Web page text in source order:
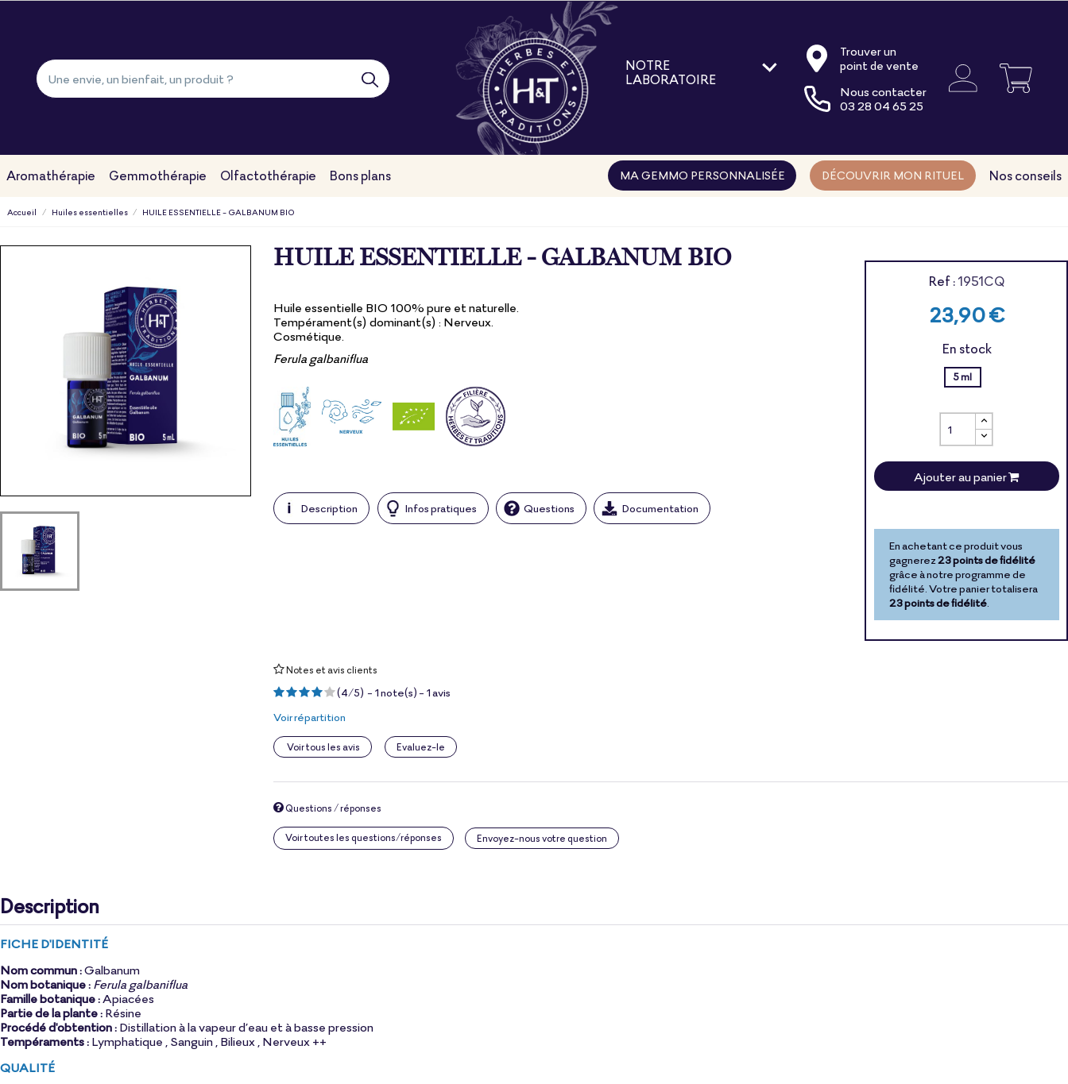
NOTRE
LABORATOIRE
Nos formations
Trouver un
point de vente
Nous contacter
03 28 04 65 25
Aromathérapie Gemmothérapie Olfactothérapie Bons plans Nos conseils
DÉCOUVRIR MON RITUEL
MA GEMMO PERSONNALISÉE
Accueil Huiles essentielles HUILE ESSENTIELLE - GALBANUM BIO
HUILE ESSENTIELLE - GALBANUM BIO
Huile essentielle BIO 100% pure et naturelle.
Tempérament(s) dominant(s) : Nerveux.
Cosmétique.
Ferula galbaniflua
Description Infos pratiques Questions Documentation
Ref :1951CQ
23,90 €
En stock
5 ml
Ajouter au panier
En achetant ce produit vous
gagnerez23 points de fidélité
grâce à notre programme de
fidélité. Votre panier totalisera
23 points de fidélité.
Notes et avis clients
(4/5) - 1note(s) - 1avis
Voir répartition
Voir tous les avis Evaluez-le
Questions / réponses
Voir toutes les questions/réponses Envoyez-nous votre question
Description
FICHE D'IDENTITÉ
Nom commun :Galbanum
Nom botanique : Ferula galbaniflua
Famille botanique : Apiacées
Partie de la plante : Résine
Procédé d'obtention : Distillation à la vapeur d’eau et à basse pression
Tempéraments : Lymphatique , Sanguin , Bilieux , Nerveux ++
QUALITÉ